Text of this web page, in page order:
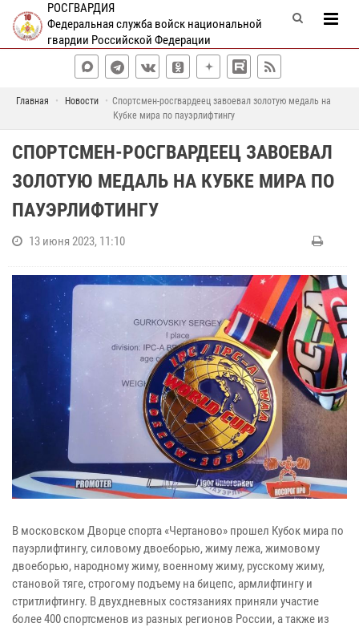
РОСГВАРДИЯ
Федеральная служба войск национальной
гвардии Российской Федерации
Главная Новости
Спортсмен-росгвардеец завоевал золотую медаль на
Кубке мира по пауэрлифтингу
СПОРТСМЕН-РОСГВАРДЕЕЦ ЗАВОЕВАЛ
ЗОЛОТУЮ МЕДАЛЬ НА КУБКЕ МИРА ПО
ПАУЭРЛИФТИНГУ
13 июня 2023, 11:10
В московском Дворце спорта «Чертаново» прошел Кубок мира по
пауэрлифтингу, силовому двоеборью, жиму лежа, жимовому
двоеборью, народному жиму, военному жиму, русскому жиму,
становой тяге, строгому подъему на бицепс, армлифтингу и
стритлифтингу. В двухдневных состязаниях приняли участие
более 400 спортсменов из разных регионов России, а также из